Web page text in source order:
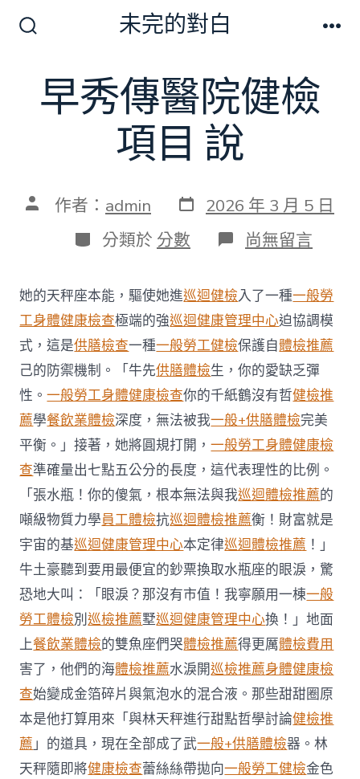
開
未完的對白
早秀傳醫院健檢
項目 說
文 作者： admin 發
表
日
期
2026 年 3 月 5 日
分
類
分類於 分數 在
〈早
傳
醫
院
健
檢
項
目
說〉
中
尚無留言
她的天秤座本能，驅使她進巡迴健檢入了一種一般勞
工身體健康檢查極端的強巡迴健康管理中心迫協調模
式，這是供膳檢查一種一般勞工健檢保護自體檢推薦
己的防禦機制。「牛先供膳體檢生，你的愛缺乏彈
性。一般勞工身體健康檢查你的千紙鶴沒有哲健檢推
薦學餐飲業體檢深度，無法被我一般+供膳體檢完美
平衡。」接著，她將圓規打開，一般勞工身體健康檢
查準確量出七點五公分的長度，這代表理性的比例。
「張水瓶！你的傻氣，根本無法與我巡迴體檢推薦的
噸級物質力學員工體檢抗巡迴體檢推薦衡！財富就是
宇宙的基巡迴健康管理中心本定律巡迴體檢推薦 ！」
牛土豪聽到要用最便宜的鈔票換取水瓶座的眼淚，驚
恐地大叫：「眼淚？那沒有市值！我寧願用一棟一般
勞工體檢別巡檢推薦墅巡迴健康管理中心換！」地面
上餐飲業體檢的雙魚座們哭體檢推薦得更厲體檢費用
害了，他們的海體檢推薦水淚開巡檢推薦身體健康檢
查始變成金箔碎片與氣泡水的混合液。那些甜甜圈原
本是他打算用來「與林天秤進行甜點哲學討論健檢推
薦」的道具，現在全部成了武一般+供膳體檢器。林
天秤隨即將健康檢查蕾絲絲帶拋向一般勞工健檢金色